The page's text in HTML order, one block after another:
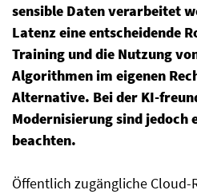
sensible Daten verarbeitet
Latenz eine entscheidende
Training und die Nutzung
Algorithmen im eigenen
Alternative. Bei der KI-
Modernisierung sind jedoch
beachten.
Öffentlich zugängliche Cloud-